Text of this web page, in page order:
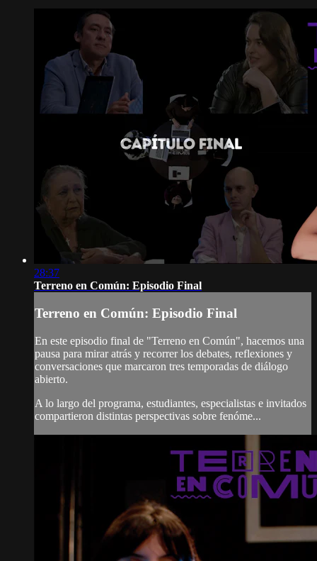
28:37
Terreno en Común: Episodio Final
Terreno en Común: Episodio Final
En este episodio final de "Terreno en Común", hacemos una
pausa para mirar atrás y recorrer los debates, reflexiones y
conversaciones que marcaron tres temporadas de diálogo
abierto.
A lo largo del programa, estudiantes, especialistas e invitados
compartieron distintas perspectivas sobre fenóme...